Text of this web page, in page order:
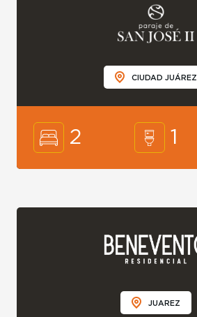
CIUDAD JUÁREZ
2 1
JUAREZ